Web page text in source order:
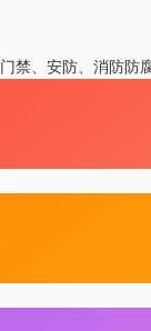
门禁、安防、消防防